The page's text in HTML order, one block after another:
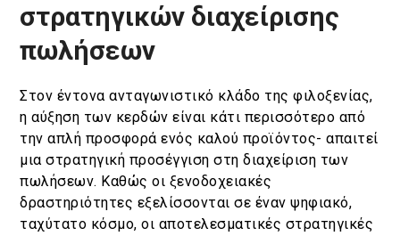
στρατηγικών διαχείρισης
πωλήσεων
Στον έντονα ανταγωνιστικό κλάδο της φιλοξενίας,
η αύξηση των κερδών είναι κάτι περισσότερο από
την απλή προσφορά ενός καλού προϊόντος- απαιτεί
μια στρατηγική προσέγγιση στη διαχείριση των
πωλήσεων. Καθώς οι ξενοδοχειακές
δραστηριότητες εξελίσσονται σε έναν ψηφιακό,
ταχύτατο κόσμο, οι αποτελεσματικές στρατηγικές